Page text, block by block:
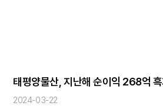
태평양물산, 지난해 순이익 268억
2024-03-22